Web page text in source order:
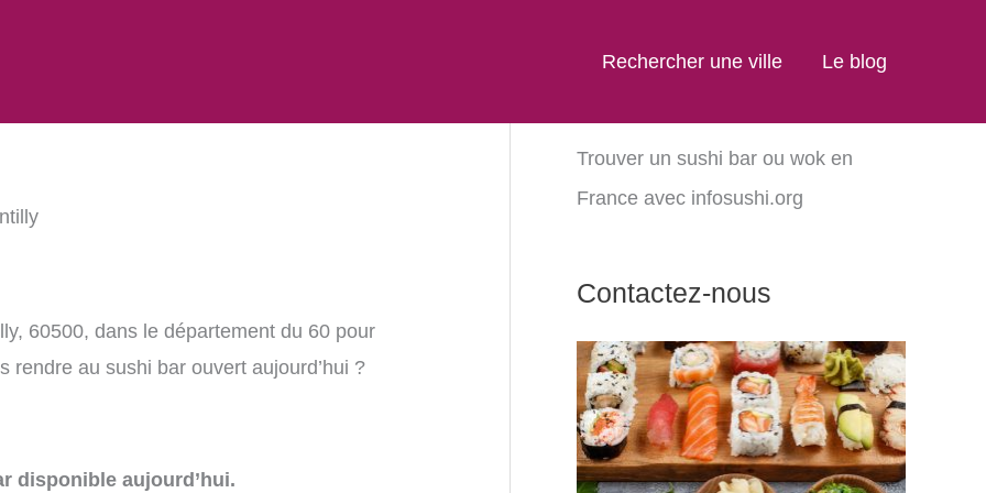
Rechercher une ville Le blog
60500, dans le département du 60 pour
au sushi bar ouvert aujourd’hui ?
disponible aujourd’hui.
Trouver un sushi bar ou wok en
France avec infosushi.org
Contactez-nous